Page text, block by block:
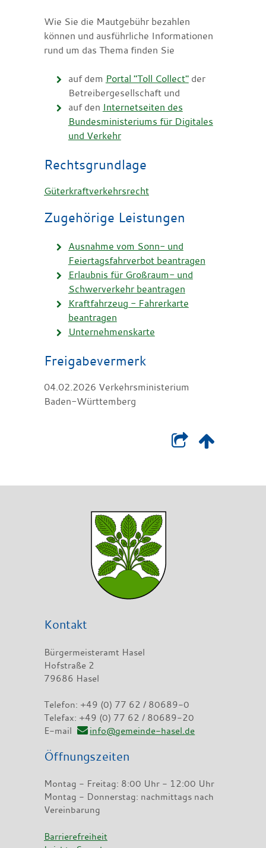
Wie Sie die Mautgebühr bezahlen
können und ausführliche Informationen
rund um das Thema finden Sie
auf dem Portal "Toll Collect"der
Betreibergesellschaft und
auf den Internetseiten des
Bundesministeriums für Digitales
und Verkehr
Rechtsgrundlage
Güterkraftverkehrsrecht
Zugehörige Leistungen
Ausnahme vom Sonn- und
Feiertagsfahrverbot beantragen
Erlaubnis für Großraum- und
Schwerverkehr beantragen
Kraftfahrzeug - Fahrerkarte
beantragen
Unternehmenskarte
Freigabevermerk
04.02.2026 Verkehrsministerium
Baden-Württemberg
Kontakt
Bürgermeisteramt Hasel
Hofstraße 2
79686 Hasel
Telefon: +49 (0) 77 62 / 80689-0
Telefax: +49 (0) 77 62 / 80689-20
E-mail
info@gemeinde-hasel.de
Öffnungszeiten
Montag - Freitag: 8:00 Uhr - 12:00 Uhr
Montag - Donnerstag: nachmittags nach
Vereinbarung
Barrierefreiheit